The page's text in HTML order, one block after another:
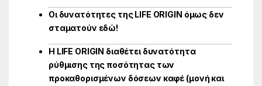
Οι δυνατότητες της LIFE ORIGIN όμως δεν
σταματούν εδώ!
Η LIFE ORIGIN διαθέτει δυνατότητα
ρύθμισης της ποσότητας των
προκαθορισμένων δόσεων καφέ (μονή και